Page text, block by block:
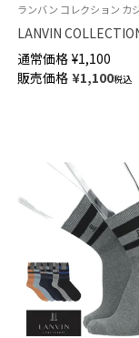
LANVIN
ガニックコットン混
ス サイドチェッカー
メンズ 02412134
通常価格 ¥1,100
販売価格 ¥1,100税込